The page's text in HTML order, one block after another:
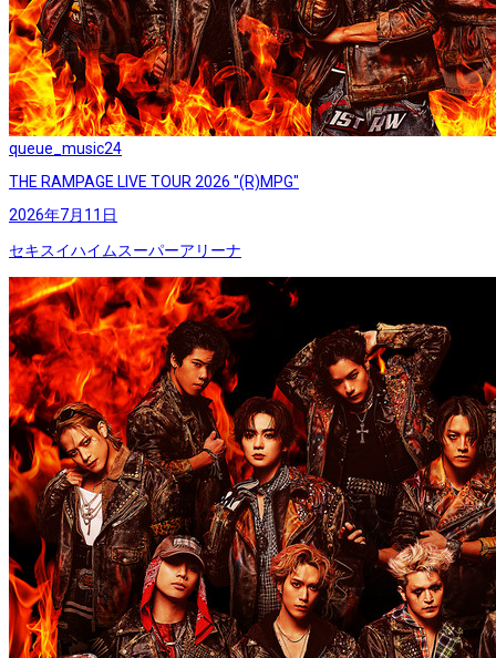
queue_music24
THE RAMPAGE LIVE TOUR 2026 "(R)MPG"
2026年7月11日
セキスイハイムスーパーアリーナ